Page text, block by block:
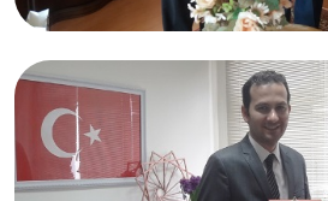
Kadir DEMİRDAMAR
Bursa